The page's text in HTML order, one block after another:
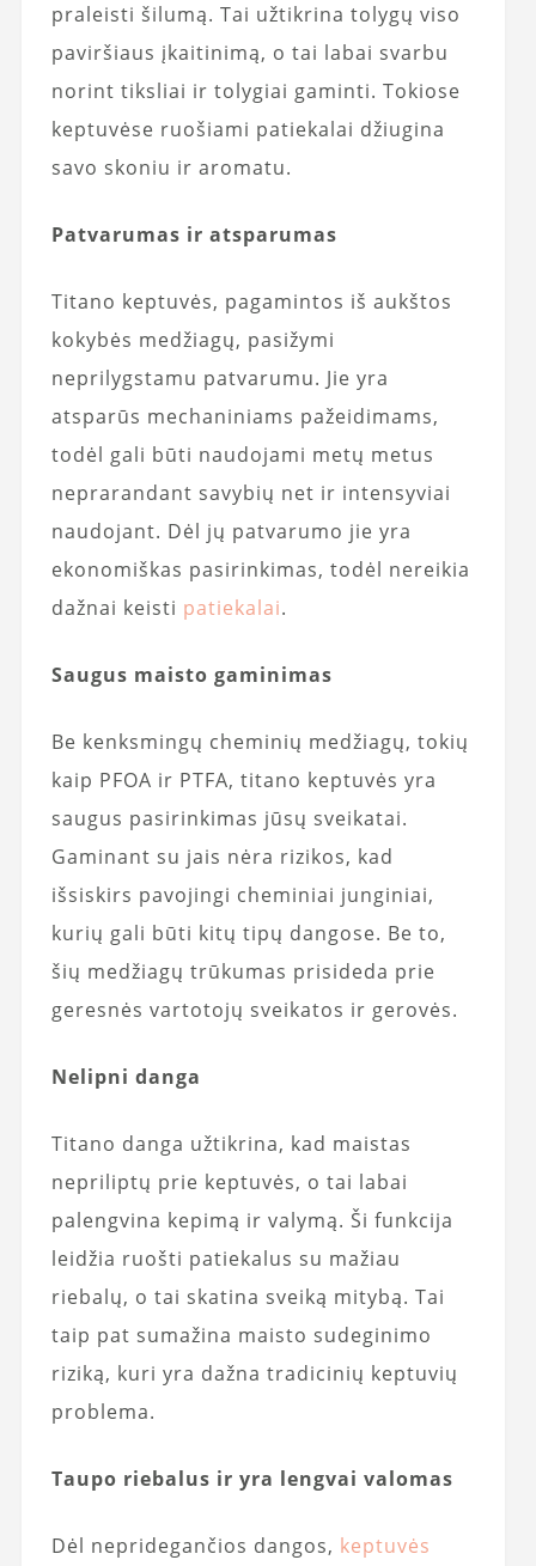
praleisti šilumą. Tai užtikrina tolygų viso
paviršiaus įkaitinimą, o tai labai svarbu
norint tiksliai ir tolygiai gaminti. Tokiose
keptuvėse ruošiami patiekalai džiugina
savo skoniu ir aromatu.
Patvarumas ir atsparumas
Titano keptuvės, pagamintos iš aukštos
kokybės medžiagų, pasižymi
neprilygstamu patvarumu. Jie yra
atsparūs mechaniniams pažeidimams,
todėl gali būti naudojami metų metus
neprarandant savybių net ir intensyviai
naudojant. Dėl jų patvarumo jie yra
ekonomiškas pasirinkimas, todėl nereikia
dažnai keisti patiekalai.
Saugus maisto gaminimas
Be kenksmingų cheminių medžiagų, tokių
kaip PFOA ir PTFA, titano keptuvės yra
saugus pasirinkimas jūsų sveikatai.
Gaminant su jais nėra rizikos, kad
išsiskirs pavojingi cheminiai junginiai,
kurių gali būti kitų tipų dangose. Be to,
šių medžiagų trūkumas prisideda prie
geresnės vartotojų sveikatos ir gerovės.
Nelipni danga
Titano danga užtikrina, kad maistas
nepriliptų prie keptuvės, o tai labai
palengvina kepimą ir valymą. Ši funkcija
leidžia ruošti patiekalus su mažiau
riebalų, o tai skatina sveiką mitybą. Tai
taip pat sumažina maisto sudeginimo
riziką, kuri yra dažna tradicinių keptuvių
problema.
Taupo riebalus ir yra lengvai valomas
Dėl nepridegančios dangos, keptuvės